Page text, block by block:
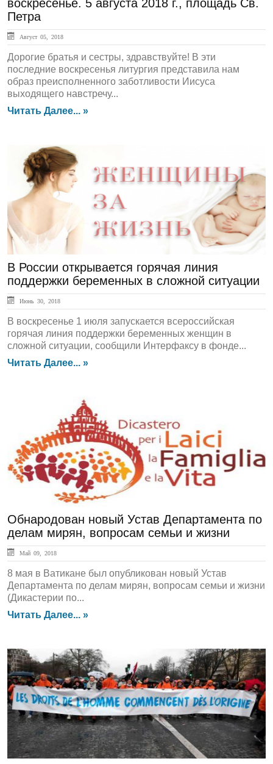
воскресенье. 5 августа 2018 г., площадь Св.
Петра
Август 05, 2018
Дорогие братья и сестры, здравствуйте! В эти
последние воскресенья литургия представила нам
образ преисполненного заботливости Иисуса
выходящего навстречу...
Читать Далее... »
ЛЕНТА НОВОСТЕЙ
В России открывается горячая линия
поддержки беременных в сложной ситуации
Июнь 30, 2018
В воскресенье 1 июля запускается всероссийская
горячая линия поддержки беременных женщин в
сложной ситуации, сообщили Интерфаксу в фонде...
Читать Далее... »
ЛЕНТА НОВОСТЕЙ
Обнародован новый Устав Департамента по
делам мирян, вопросам семьи и жизни
Май 09, 2018
8 мая в Ватикане был опубликован новый Устав
Департамента по делам мирян, вопросам семьи и жизни
(Дикастерии по...
Читать Далее... »
ЛЕНТА НОВОСТЕЙ